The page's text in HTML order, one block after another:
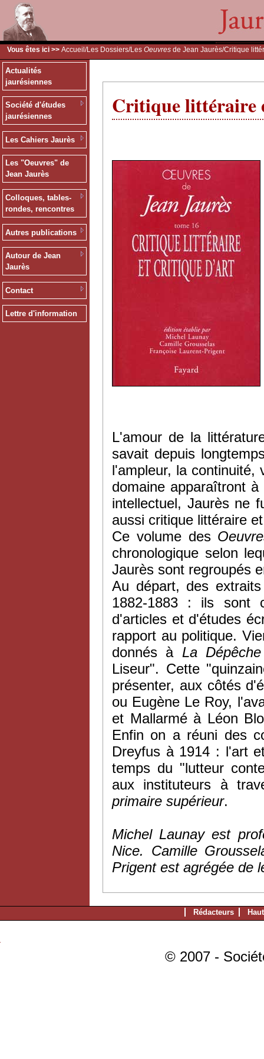
Vous êtes ici >> Accueil /Les Dossiers/Les Oeuvres de Jean Jaurès/Critique
Actualités
jaurésiennes
Société d'études
jaurésiennes
Les Cahiers Jaurès
Les "Oeuvres" de
Jean Jaurès
Colloques, tables-
rondes, rencontres
Autres publications
Autour de Jean
Jaurès
Contact
Lettre d'information
Critique littéraire
L'amour de la
savait depuis
l'ampleur, la continuité,
domaine apparaîtront
intellectuel, Jaurès ne
aussi critique littéraire
Ce volume des
chronologique selon
Jaurès sont regroupés
Au départ, des
1882-1883 : ils sont
d'articles et d'études
rapport au politique.
donnés à La Dépêche
Liseur". Cette
présenter, aux côtés
ou Eugène Le Roy,
et Mallarmé à Léon
Enfin on a réuni des
Dreyfus à 1914 : l'art
temps du "lutteur
aux instituteurs à
primaire supérieur.
Michel Launay est
Nice. Camille
Prigent est agrégée de
Rédacteurs
© 2007 -